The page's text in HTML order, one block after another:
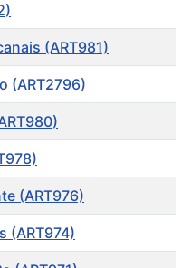
(ART981)
(ART2796)
(ART976)
(ART974)